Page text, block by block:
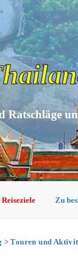
Reiseziele Zu
>Touren und